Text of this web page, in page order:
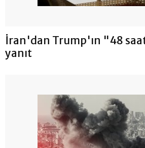
İran'dan Trump'ın "48
yanıt